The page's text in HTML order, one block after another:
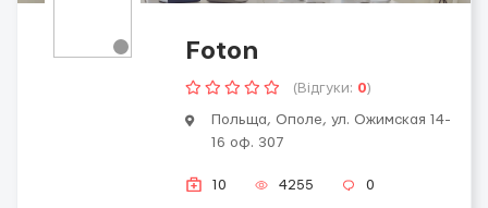
Foton
(Відгуки: 0)
Польща, Ополе, ул. Ожимская 14-
16 оф. 307
10 4255 0